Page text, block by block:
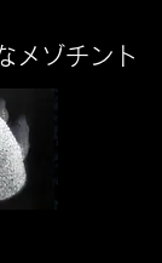
メゾチント